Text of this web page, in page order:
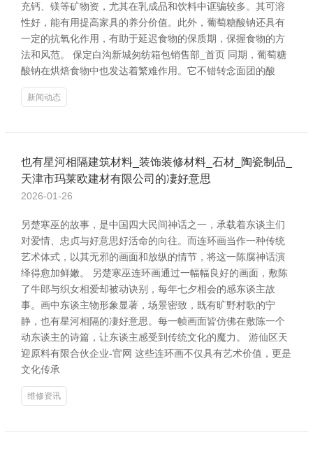
充钙、镁等矿物资，尤其在乳成品和饮料中诓骗较多。其可溶
性好，能有用提高家具的养分价值。此外，葡萄糖酸钠还具有
一定的抗氧化作用，有助于延迟食物的保质期，保握食物的方
法和风范。 保定白沟新城匆纺箱包销售部_首页 同期，葡萄糖
酸钠在烘焙食物中也发达着繁难作用。它不错转念面团的酸
新闻动态
也有星河相隔建筑材料_装饰装修材料_石材_陶瓷制品_
天津市玛莱欧建材有限公司的凄好意思
2026-01-26
另楚寒巫的故事，是中国四大民间神话之一，承载着东谈主们
对爱情、忠贞与好意思好活命的向往。而连环画当作一种传统
艺术体式，以其无邪的画面和放纵的情节，将这一陈腐神话演
绎得愈加鲜嫩。 另楚寒巫连环画通过一幅幅良好的画面，敷陈
了牛郎与织女相爱却被动诀别，每年七夕相会的感东谈主故
事。画中东谈主物形象显著，场景密致，既有旷野村歌的宁
静，也有星河相隔的凄好意思。每一帧画面皆仿佛在敷陈一个
动东谈主的诗篇，让东谈主感受到传统文化的魔力。 游仙区天
迎原料有限合伙企业-官网 这些连环画不仅具有艺术价值，更是
文化传承
维修资讯